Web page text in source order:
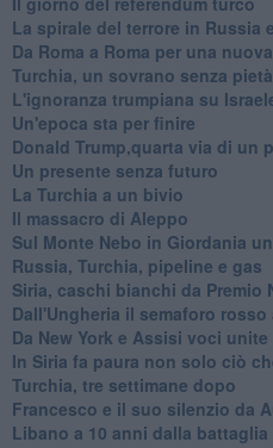
La spirale del terrore in Russia
Da Roma a Roma per una
Turchia, un sovrano senza pietà
L'ignoranza trumpiana su
Un'epoca sta per finire
Donald Trump,quarta via di un
Un presente senza futuro
La Turchia a un bivio
Il massacro di Aleppo
Sul Monte Nebo in Giordania
Russia, Turchia, pipeline e gas
Siria, caschi bianchi da Premio
Dall'Ungheria il semaforo rosso
Da New York e Assisi voci
In Siria fa paura non solo ciò
Turchia, tre settimane dopo
Francesco e il suo silenzio da
Libano a 10 anni dalla